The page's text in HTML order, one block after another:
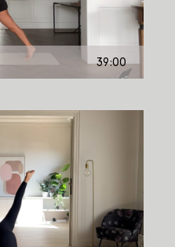
39:00